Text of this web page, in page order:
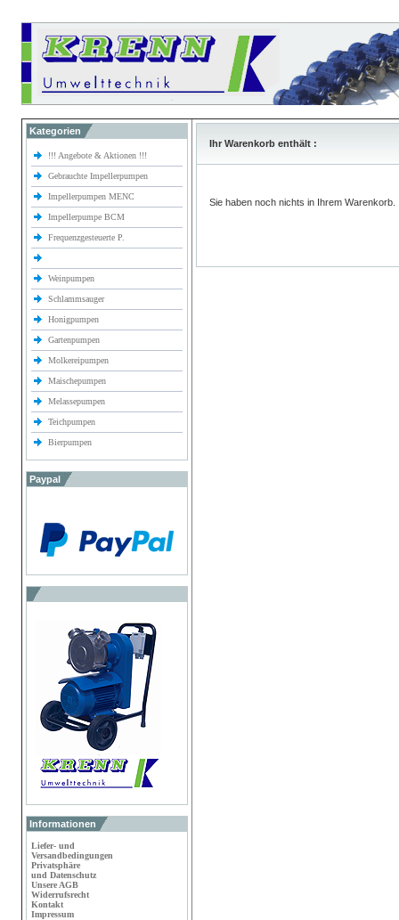
Kategorien
!!! Angebote & Aktionen !!!
Gebrauchte Impellerpumpen
Impellerpumpen MENC
Impellerpumpe BCM
Frequenzgesteuerte P.
Weinpumpen
Schlammsauger
Honigpumpen
Gartenpumpen
Molkereipumpen
Maischepumpen
Melassepumpen
Teichpumpen
Bierpumpen
Paypal
Informationen
Liefer- und
Versandbedingungen
Privatsphäre
und Datenschutz
Unsere AGB
Widerrufsrecht
Kontakt
Impressum
Ihr Warenkorb enthält :
Sie haben noch nichts in Ihrem Warenkorb.